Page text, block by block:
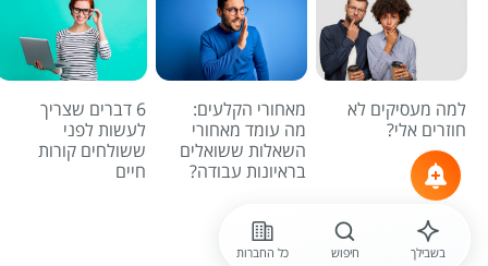
למה מעסיקים לא
חוזרים אלי?
מאחורי הקלעים:
מה עומד מאחורי
השאלות ששואלים
בראיונות עבודה?
6 דברים שצריך
לעשות לפני
ששולחים קורות
חיים
לכל הכתבות
בשבילך חיפוש כל החברות